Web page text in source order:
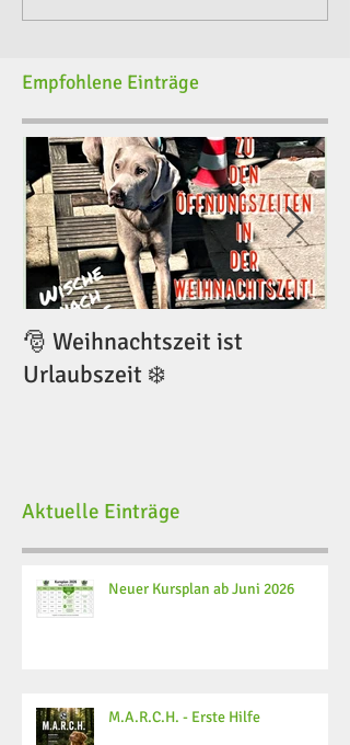
Empfohlene Einträge
🎅 Weihnachtszeit ist
Urlaubszeit ❄️
Aktuelle Einträge
Neuer Kursplan ab Juni 2026
M.A.R.C.H. - Erste Hilfe